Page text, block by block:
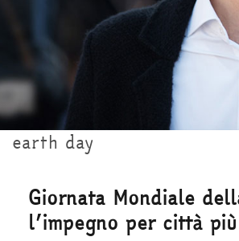
earth day
Giornata Mondiale
l’impegno per città